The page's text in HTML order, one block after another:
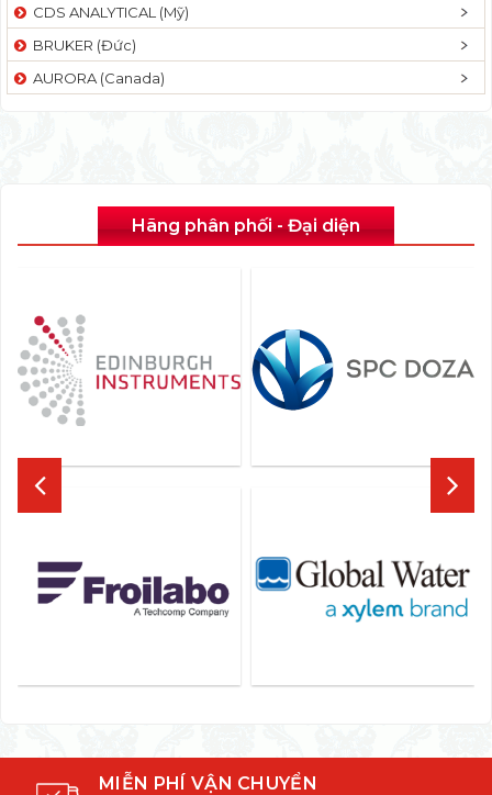
CDS ANALYTICAL (Mỹ)
BRUKER (Đức)
AURORA (Canada)
Hãng phân phối - Đại diện
MIỄN PHÍ VẬN CHUYỂN